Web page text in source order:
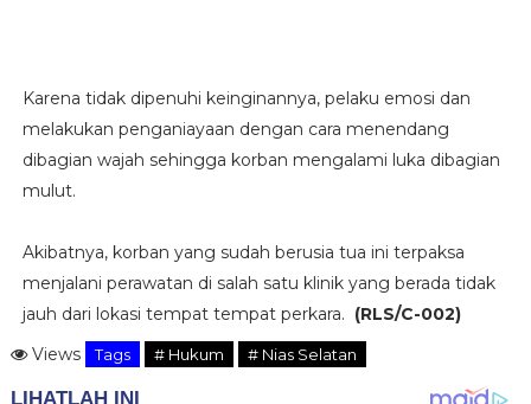
Karena tidak dipenuhi keinginannya, pelaku emosi dan
melakukan penganiayaan dengan cara menendang
dibagian wajah sehingga korban mengalami luka dibagian
mulut.
Akibatnya, korban yang sudah berusia tua ini terpaksa
menjalani perawatan di salah satu klinik yang berada tidak
jauh dari lokasi tempat tempat perkara. (RLS/C-002)
Views
Tags # Hukum # Nias Selatan